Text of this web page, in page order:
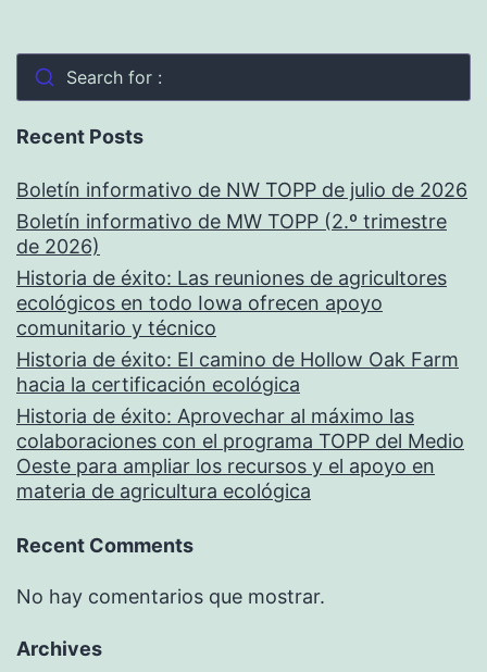
Search for :
Recent Posts
Boletín informativo de NW TOPP de julio de 2026
Boletín informativo de MW TOPP (2.º trimestre
de 2026)
Historia de éxito: Las reuniones de agricultores
ecológicos en todo Iowa ofrecen apoyo
comunitario y técnico
Historia de éxito: El camino de Hollow Oak Farm
hacia la certificación ecológica
Historia de éxito: Aprovechar al máximo las
colaboraciones con el programa TOPP del Medio
Oeste para ampliar los recursos y el apoyo en
materia de agricultura ecológica
Recent Comments
No hay comentarios que mostrar.
Archives